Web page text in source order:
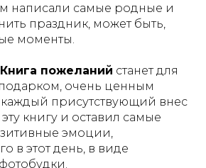
написали самые родные и
праздник, может быть,
моменты.
Книга пожеланий станет для
очень ценным
каждый присутствующий внес
книгу и оставил самые
эмоции,
в этот день, в виде